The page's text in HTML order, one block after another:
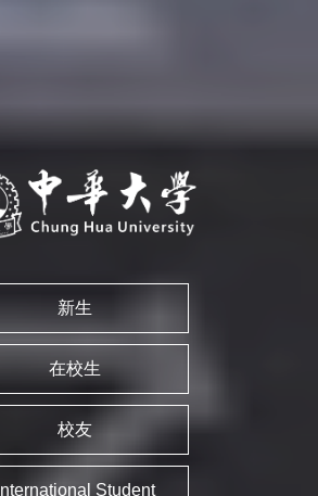
新生
在校生
校友
International Student